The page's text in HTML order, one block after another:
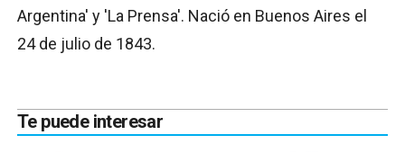
Argentina' y 'La Prensa'. Nació en Buenos Aires el
24 de julio de 1843.
Te puede interesar